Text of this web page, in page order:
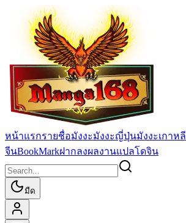
หน้าแรกรายชื่อมังงะมังงะญี่ปุ่นมังงะเกาหลี
จีนBookMarkฝากลงผลงานแปลโดจิน
มืด